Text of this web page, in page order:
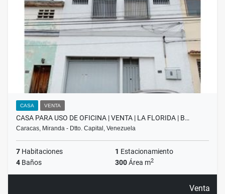
CASA VENTA
CASA PARA USO DE OFICINA | VENTA | LA FLORIDA | B…
Caracas, Miranda - Dtto. Capital, Venezuela
7 Habitaciones 1 Estacionamiento
4 Baños 300Área m2
Venta